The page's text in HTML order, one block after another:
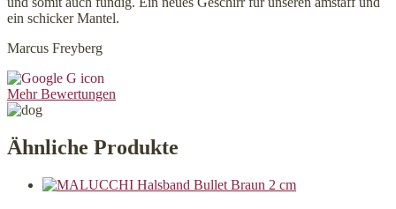
ein schicker Mantel.
Marcus Freyberg
Mehr Bewertungen
Ähnliche Produkte